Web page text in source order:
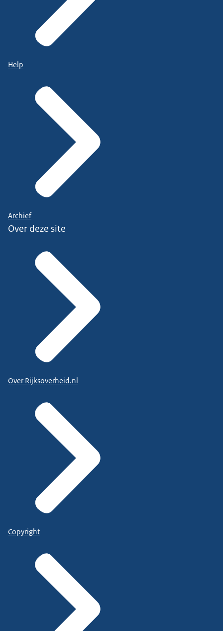
Help
Archief
Over deze site
Over Rijksoverheid.nl
Copyright